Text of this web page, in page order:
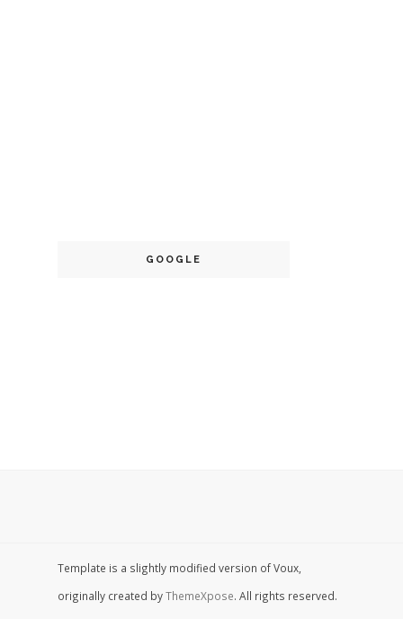
GOOGLE
Template is a slightly modified version of Voux,
originally created byThemeXpose. All rights reserved.